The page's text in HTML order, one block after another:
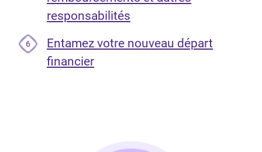
responsabilités
6
Entamez votre nouveau départ
financier